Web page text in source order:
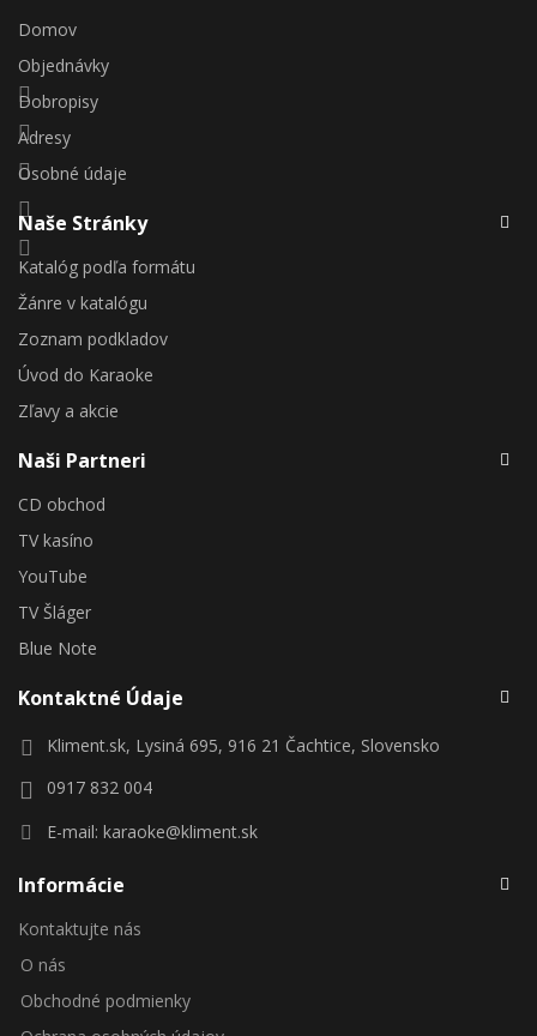
Domov
Objednávky
Dobropisy
Adresy
Osobné údaje
Naše Stránky
Katalóg podľa formátu
Žánre v katalógu
Zoznam podkladov
Úvod do Karaoke
Zľavy a akcie
Naši Partneri
CD obchod
TV kasíno
YouTube
TV Šláger
Blue Note
Kontaktné Údaje
Kliment.sk, Lysiná 695, 916 21 Čachtice, Slovensko
0917 832 004
E-mail: karaoke@kliment.sk
Informácie
Kontaktujte nás
O nás
Obchodné podmienky